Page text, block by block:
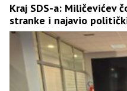
Kraj SDS-a: Miličevićev
stranke i najavio